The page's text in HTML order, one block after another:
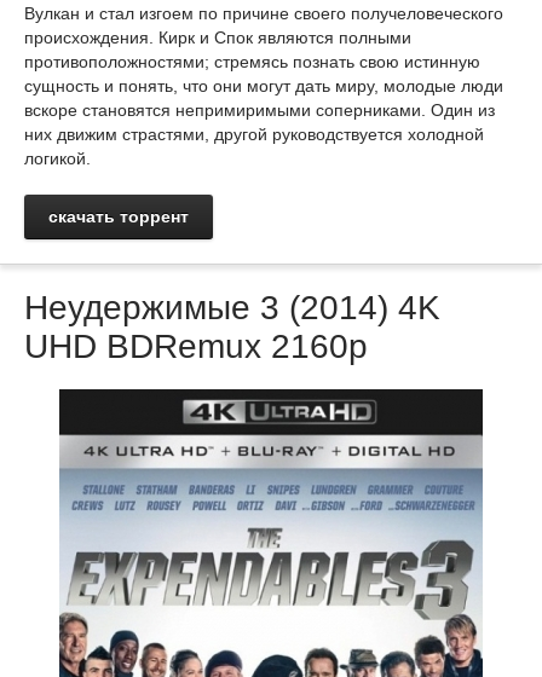
Вулкан и стал изгоем по причине своего получеловеческого
происхождения. Кирк и Спок являются полными
противоположностями; стремясь познать свою истинную
сущность и понять, что они могут дать миру, молодые люди
вскоре становятся непримиримыми соперниками. Один из
них движим страстями, другой руководствуется холодной
логикой.
скачать торрент
Неудержимые 3 (2014) 4K
UHD BDRemux 2160p